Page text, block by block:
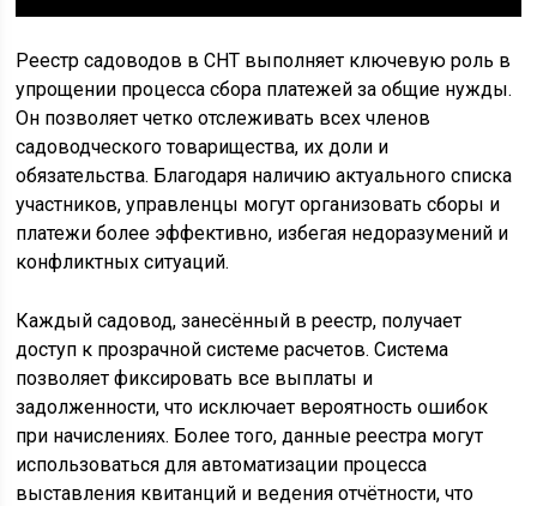
Реестр садоводов в СНТ выполняет ключевую роль в
упрощении процесса сбора платежей за общие нужды.
Он позволяет четко отслеживать всех членов
садоводческого товарищества, их доли и
обязательства. Благодаря наличию актуального списка
участников, управленцы могут организовать сборы и
платежи более эффективно, избегая недоразумений и
конфликтных ситуаций.
Каждый садовод, занесённый в реестр, получает
доступ к прозрачной системе расчетов. Система
позволяет фиксировать все выплаты и
задолженности, что исключает вероятность ошибок
при начислениях. Более того, данные реестра могут
использоваться для автоматизации процесса
выставления квитанций и ведения отчётности, что